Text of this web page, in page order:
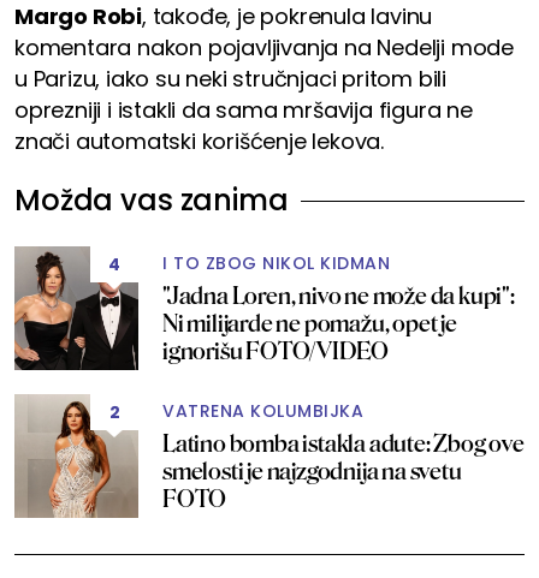
Margo Robi, takođe, je pokrenula lavinu
komentara nakon pojavljivanja na Nedelji mode
u Parizu, iako su neki stručnjaci pritom bili
oprezniji i istakli da sama mršavija figura ne
znači automatski korišćenje lekova.
Možda vas zanima
4 I TO ZBOG NIKOL KIDMAN
"Jadna Loren, nivo ne može da kupi":
Ni milijarde ne pomažu, opet je
ignorišu FOTO/VIDEO
2 VATRENA KOLUMBIJKA
Latino bomba istakla adute: Zbog ove
smelosti je najzgodnija na svetu
FOTO